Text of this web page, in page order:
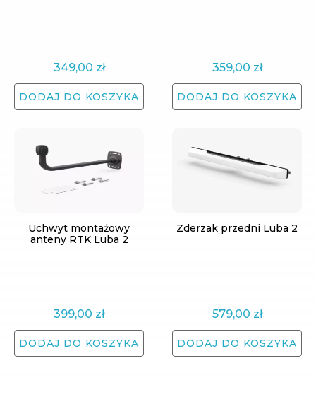
349,00 zł
DODAJ DO KOSZYKA
359,00 zł
DODAJ DO KOSZYKA
Uchwyt montażowy
anteny RTK Luba 2
399,00 zł
DODAJ DO KOSZYKA
Zderzak przedni Luba 2
579,00 zł
DODAJ DO KOSZYKA